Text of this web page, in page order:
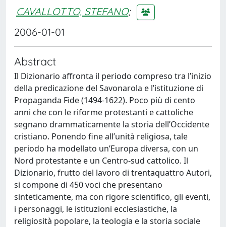
CAVALLOTTO, STEFANO;
2006-01-01
Abstract
Il Dizionario affronta il periodo compreso tra l’inizio
della predicazione del Savonarola e l’istituzione di
Propaganda Fide (1494-1622). Poco più di cento
anni che con le riforme protestanti e cattoliche
segnano drammaticamente la storia dell’Occidente
cristiano. Ponendo fine all’unità religiosa, tale
periodo ha modellato un’Europa diversa, con un
Nord protestante e un Centro-sud cattolico. Il
Dizionario, frutto del lavoro di trentaquattro Autori,
si compone di 450 voci che presentano
sinteticamente, ma con rigore scientifico, gli eventi,
i personaggi, le istituzioni ecclesiastiche, la
religiosità popolare, la teologia e la storia sociale